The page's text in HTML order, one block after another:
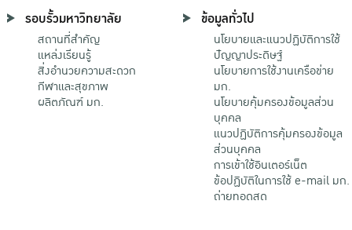
รอบรั้วมหาวิทยาลัย
สถานที่สำคัญ
แหล่งเรียนรู้
สิ่งอำนวยความสะดวก
กีฬาและสุขภาพ
ผลิตภัณฑ์ มก.
ข้อมูลทั่วไป
นโยบายและแนวปฏิบัติการใช้
ปัญญาประดิษฐ์
นโยบายการใช้งานเครือข่าย
มก.
นโยบายคุ้มครองข้อมูลส่วน
บุคคล
แนวปฏิบัติการคุ้มครองข้อมูล
ส่วนบุคคล
การเข้าใช้อินเตอร์เน็ต
ข้อปฏิบัติในการใช้ e-mail มก.
ถ่ายทอดสด